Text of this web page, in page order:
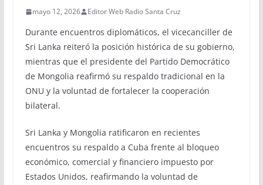
mayo 12, 2026 Editor Web Radio Santa Cruz
Durante encuentros diplomáticos, el vicecanciller de
Sri Lanka reiteró la posición histórica de su gobierno,
mientras que el presidente del Partido Democrático
de Mongolia reafirmó su respaldo tradicional en la
ONU y la voluntad de fortalecer la cooperación
bilateral.
Sri Lanka y Mongolia ratificaron en recientes
encuentros su respaldo a Cuba frente al bloqueo
económico, comercial y financiero impuesto por
Estados Unidos, reafirmando la voluntad de